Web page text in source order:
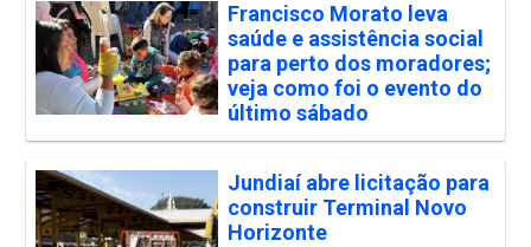
Francisco Morato leva
saúde e assistência social
para perto dos moradores;
veja como foi o evento do
último sábado
Jundiaí abre licitação para
construir Terminal Novo
Horizonte